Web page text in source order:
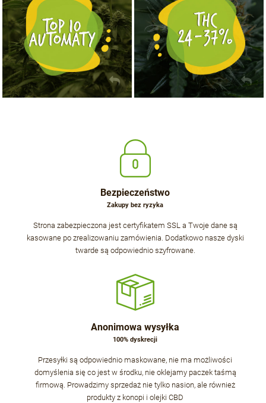
Bezpieczeństwo
Zakupy bez ryzyka
Strona zabezpieczona jest certyfikatem SSL a Twoje dane są
kasowane po zrealizowaniu zamówienia. Dodatkowo nasze dyski
twarde są odpowiednio szyfrowane.
Anonimowa wysyłka
100% dyskrecji
Przesyłki są odpowiednio maskowane, nie ma możliwości
domyślenia się co jest w środku, nie oklejamy paczek taśmą
firmową. Prowadzimy sprzedaż nie tylko nasion, ale również
produkty z konopi i olejki CBD